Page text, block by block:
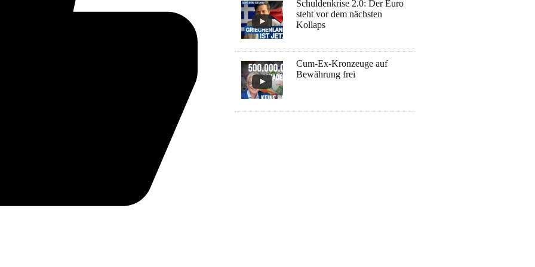
Schuldenkrise 2.0: Der Euro
steht vor dem nächsten
Kollaps
Cum-Ex-Kronzeuge auf
Bewährung frei